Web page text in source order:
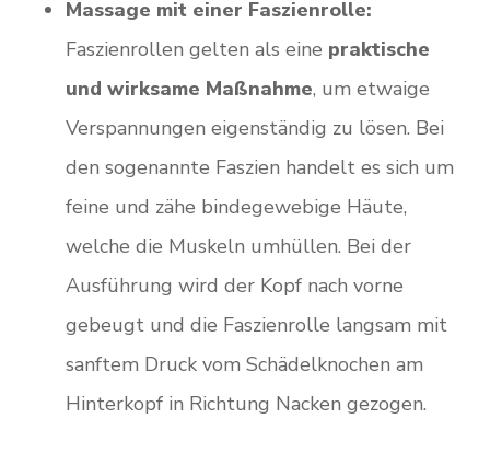
Massage mit einer Faszienrolle:
Faszienrollen gelten als eine praktische
und wirksame Maßnahme, um etwaige
Verspannungen eigenständig zu lösen. Bei
den sogenannte Faszien handelt es sich um
feine und zähe bindegewebige Häute,
welche die Muskeln umhüllen. Bei der
Ausführung wird der Kopf nach vorne
gebeugt und die Faszienrolle langsam mit
sanftem Druck vom Schädelknochen am
Hinterkopf in Richtung Nacken gezogen.